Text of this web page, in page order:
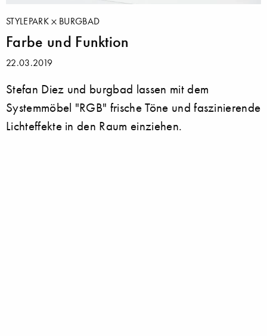
STYLEPARK BURGBAD
Farbe und Funktion
22.03.2019
Stefan Diez und burgbad lassen mit dem
Systemmöbel "RGB" frische Töne und faszinierende
Lichteffekte in den Raum einziehen.